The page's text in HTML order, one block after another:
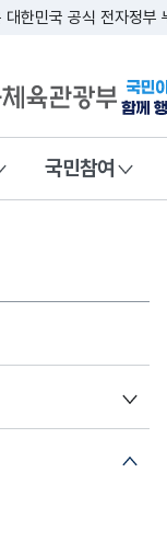
대한민국 공식 전자정부
관광부국
국민참여